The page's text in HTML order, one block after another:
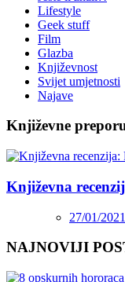
Lifestyle
Geek stuff
Film
Glazba
Književnost
Svijet umjetnosti
Najave
Književne
Književna
27/01/2021
NAJNOVIJI